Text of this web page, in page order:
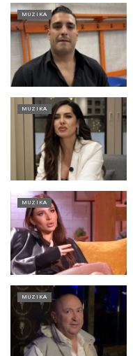
MUZIKA
MUZIKA
MUZIKA
MUZIKA